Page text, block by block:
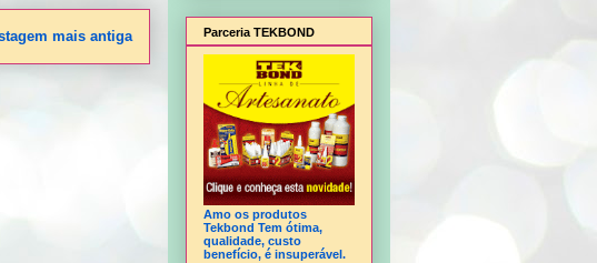
mais antiga Parceria TEKBOND
Amo os produtos
Tekbond Tem ótima,
qualidade, custo
benefício, é insuperável.